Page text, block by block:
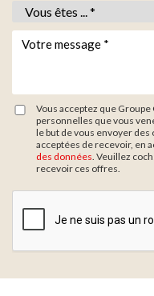
Vous êtes *
Votre message *
Vous acceptez que
personnelles que vous
le but de vous envoyer
acceptées de recevoir, en
des données. Veuillez
recevoir ces offres.